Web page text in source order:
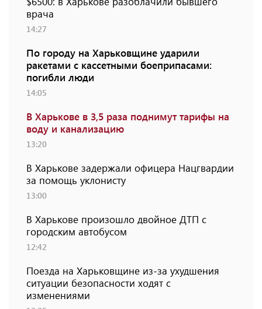
врача
14:27
По городу на Харьковщине ударили
ракетами с кассетными боеприпасами:
погибли люди
14:05
В Харькове в 3,5 раза поднимут тарифы на
воду и канализацию
13:20
В Харькове задержали офицера Нацгвардии
за помощь уклонисту
13:00
В Харькове произошло двойное ДТП с
городским автобусом
12:42
Поезда на Харьковщине из-за ухудшения
ситуации безопасности ходят с
изменениями